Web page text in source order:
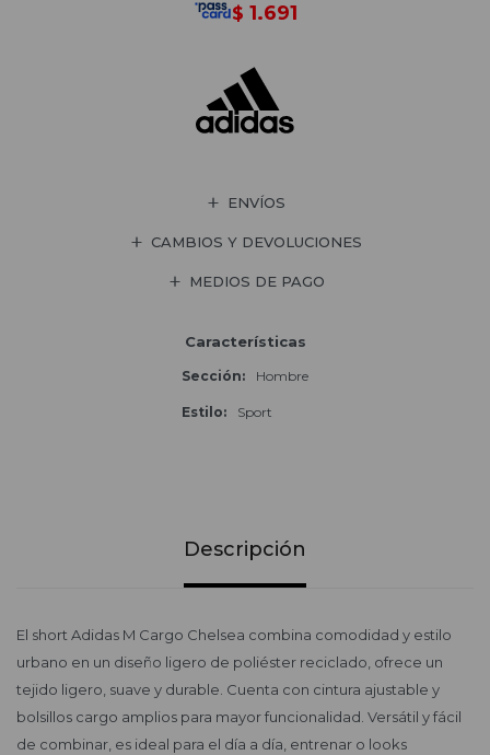
$ 1.691
ENVÍOS
CAMBIOS Y DEVOLUCIONES
MEDIOS DE PAGO
Características
Sección Hombre
Estilo Sport
Descripción
El short Adidas M Cargo Chelsea combina comodidad y estilo
urbano en un diseño ligero de poliéster reciclado, ofrece un
tejido ligero, suave y durable. Cuenta con cintura ajustable y
bolsillos cargo amplios para mayor funcionalidad. Versátil y fácil
de combinar, es ideal para el día a día, entrenar o looks